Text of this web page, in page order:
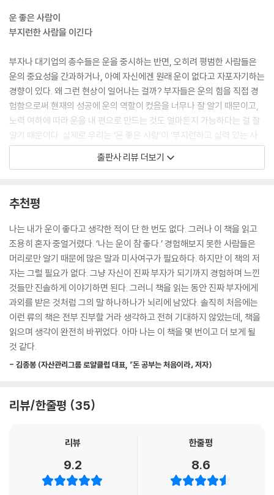
가 있을까요? 그 많은 야채를 다 먹기도 힘들 겁니다. 일반 가정집에는 그
저 냉장고에 들어갈 정도의 야채만 있어도 그것만으로 충분히 행복한 상황
중국의 양쯔강에는 수달이 사는데, 중국인들은 이런 말을 한다고 합니다.
“수달은 양쯔강의 모든 물을 마시려고 덤비지 않는다.” 당연한 말이죠. 만
약 그런 짓을 했다간 배가 터져 죽어버릴 테니까요. 수달은 자기가 마실 수
있는 만큼의 물만 마시니까 살아갈 수 있는 것입니다. 돈을 포함한 다른 것
도 마찬가지입니다. 자기한테 필요 없는 것을 자꾸 많이 얻으려 하면 오히
려 고통을 받는 법이죠.
--- p.66-67, 「2강 행복 - 필요 없는 것을 많이 가지려 하면 고통으로 돌
자신의 이름이 불리는 일이 직장에서 많아지면 틀림없이 당신의 운세는 상
요. 그 일을 열심히 하면서 ‘나는 그저 먹고살 수 있을 정도의 돈만 있으면
된다.’는 식으로 담담하게 일하다 보면, 출세는 틀림없이 당신을 기다리고
있을 겁니다. 이런 사람이 나중에 독립을 하면 역시나 사람들이 몰려듭니
다. 주위에서 ‘저 사람에게 부탁하면 뭐든 열심히 해주었으니 또 부탁해야
겠다.’ 하고 생각하기 때문이지요. 이러니 사업이 번창하지 않을 수 없습니
다. 그런데 어떤 일을 부탁받았을 때 ‘왜 나한테만 부탁하는 거야? 똑같은
봉급을 받으면서 왜 나만 이 고생을 해야 하냐고!’ 하며 불평하는 사람도 있
습니다. 이런 사람은 일에 성의를 다하지 않습니다. 그러니 당연히 운세가
나빠지겠지요.
--- p.111-112, 「3강 돈 - 돈, 돈 하지 말고 자기 할 일을 열심히 하면 됩니
‘운이 좋다.’는 말을 입에 달고 다니는 저의 버릇도 무슨 특별한 이유가 있
새 행운이 끊임없이 밀려와 오늘날에 이르게 된 것이지요. 운이 좋은 사람
다.”라고 말하면 됩니다. 운이 나쁜 사람이란, ‘스스로를 운이 나쁜 사람이
라고 생각하는 사람’일 뿐입니다. 운이 좋은 사람과 운이 나쁜 사람의 구분
운 좋은 사람이
부지런한 사람을 이긴다
부자나 대기업의 총수들은 운을 중시하는 반면, 오히려 평범한 사람들은
운의 중요성을 간과하거나, 아예 자신에겐 원래 운이 없다고 자포자기하는
경향이 있다. 왜 그런 현상이 일어나는 걸까? 부자들은 운의 힘을 직접 경
험함으로써 현재의 성공에 운의 역할이 컸음을 너무나 잘 알기 때문이고,
노력 여하에 따라 운을 내 편으로 만드는 것도 얼마든지 가능하다는 걸 잘
알기 때문이다. 실제로 우리는 ‘운 좋은 사람’이 ‘부지런하고 실력 있는 사
람’을 이기는 상황이나, 갑자기 운이 좋아져서 인생이 바뀌는 사람을 종종
목격하게 된다. 그럼에도 우리는 살면서 운을 다루는 법을 제대로 배워본
이 책은 바로 이런 보통 사람들을 위한 운 경영 입문서다. 단순히 운의 중요
성을 강조하는 차원을 넘어, 일상에서 운을 끌어당기는 구체적인 방법이나
작은 습관까지 알려줌으로써 ‘타고난 팔자가 좋아야 되는 거지’라고 체념
한 사람들에게마저도 훌륭한 지침서가 되어준다. 사이토 히토리가 공개하
는 자신만의 운 경영 비법은 크게 ‘웃음’, ‘행복’, ‘돈’, ‘기회’, ‘관계’의 다섯 가
지 주제로 나뉜다. 모두 일상에서 직접 활용할 수 있는 습관이나 태도를 다
루는데, 그는 이 원칙을 토대로 스스로도 부자가 되었을 뿐 아니라, 이 비법
을 10명의 제자들에게 전수하여 그들을 성공한 사업가로 탈바꿈시켰다.
게다가 복잡한 말이나 화려한 미사여구 없이 마치 옆에서 들려주는 듯한
친근하고 진솔한 말투로 쉽게 풀어내기에 무슨 말을 하나 잔뜩 경계하는
제3의 눈이 열릴 것이니
한다. 반대로 다른 사람이 거둔 좋은 성과를 깎아내리기 위해서도 ‘운이 좋
았다’라는 말을 사용한다. 그런데 과연 ‘좋은 운’은 정말 겸손의 말이거나
비아냥거리는 말에 불과한 걸까. 특히 완벽주의적이고 윤리적이고 똑똑한
사람일수록 운을 노력보다 시시하게 생각하고, 운의 가치를 제대로 인정하
출판사 리뷰 더보기
추천평
나는 내가 운이 좋다고 생각한 적이 단 한 번도 없다. 그러나 이 책을 읽고
조용히 혼자 중얼거렸다. ‘나는 운이 참 좋다.’ 경험해보지 못한 사람들은
머리로만 알기 때문에 많은 말과 미사여구가 필요하다. 하지만 이 책의 저
자는 그럴 필요가 없다. 그냥 자신이 진짜 부자가 되기까지 경험하며 느낀
것들만 진솔하게 이야기하면 된다. 그러니 책을 읽는 동안 진짜 부자에게
과외를 받은 것처럼 그의 말 하나하나가 뇌리에 남았다. 솔직히 처음에는
이런 류의 책은 전부 진부할 거라 생각하고 전혀 기대하지 않았는데, 책을
읽으며 생각이 완전히 바뀌었다. 아마 나는 이 책을 몇 번이고 더 보게 될
것 같다.
- 김종봉 (자산관리그룹 로얄클럽 대표, 『돈 공부는 처음이라』 저자)
리뷰/한줄평 35
리뷰
9.2
한줄평
8.6